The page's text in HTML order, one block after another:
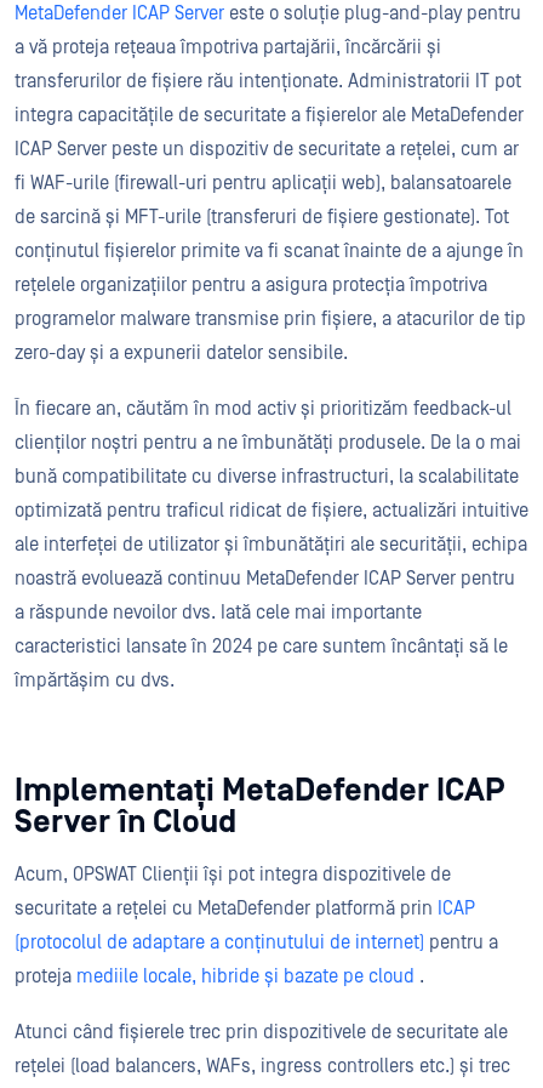
MetaDefender ICAP Server este o soluție plug-and-play pentru
a vă proteja rețeaua împotriva partajării, încărcării și
transferurilor de fișiere rău intenționate. Administratorii IT pot
integra capacitățile de securitate a fișierelor ale MetaDefender
ICAP Server peste un dispozitiv de securitate a rețelei, cum ar
fi WAF-urile (firewall-uri pentru aplicații web), balansatoarele
de sarcină și MFT-urile (transferuri de fișiere gestionate). Tot
conținutul fișierelor primite va fi scanat înainte de a ajunge în
rețelele organizațiilor pentru a asigura protecția împotriva
programelor malware transmise prin fișiere, a atacurilor de tip
zero-day și a expunerii datelor sensibile.
În fiecare an, căutăm în mod activ și prioritizăm feedback-ul
clienților noștri pentru a ne îmbunătăți produsele. De la o mai
bună compatibilitate cu diverse infrastructuri, la scalabilitate
optimizată pentru traficul ridicat de fișiere, actualizări intuitive
ale interfeței de utilizator și îmbunătățiri ale securității, echipa
noastră evoluează continuu MetaDefender ICAP Server pentru
a răspunde nevoilor dvs. Iată cele mai importante
caracteristici lansate în 2024 pe care suntem încântați să le
împărtășim cu dvs.
Implementați MetaDefender ICAP
Server în Cloud
Acum, OPSWAT Clienții își pot integra dispozitivele de
securitate a rețelei cu MetaDefender platformă prin ICAP
(protocolul de adaptare a conținutului de internet) pentru a
proteja mediile locale, hibride și bazate pe cloud .
Atunci când fișierele trec prin dispozitivele de securitate ale
rețelei (load balancers, WAFs, ingress controllers etc.) și trec